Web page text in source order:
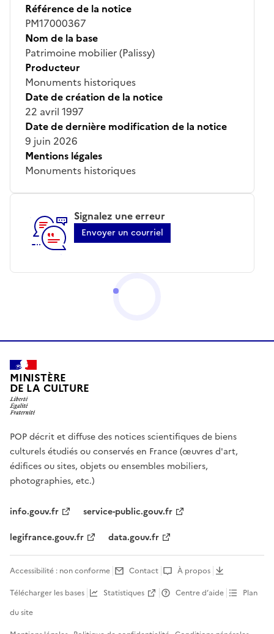
Référence de la notice
PM17000367
Nom de la base
Patrimoine mobilier (Palissy)
Producteur
Monuments historiques
Date de création de la notice
22 avril 1997
Date de dernière modification de la notice
9 juin 2026
Mentions légales
Monuments historiques
Signalez une erreur
Envoyer un courriel
MINISTÈRE
DE LA CULTURE
POP décrit et diffuse des notices scientifiques de biens
culturels étudiés ou conservés en France (œuvres d'art,
édifices ou sites, objets ou ensembles mobiliers,
photographies, etc.)
info.gouv.fr
service-public.gouv.fr
legifrance.gouv.fr
data.gouv.fr
Accessibilité : non conforme Contact
À propos
Télécharger les bases
Statistiques Centre d’aide
Plan
du site